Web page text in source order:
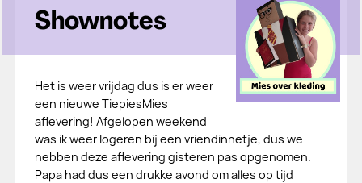
Shownotes
Het is weer vrijdag dus is er weer
een nieuwe TiepiesMies
aflevering! Afgelopen weekend
was ik weer logeren bij een vriendinnetje, dus we
hebben deze aflevering gisteren pas opgenomen.
Papa had dus een drukke avond om alles op tijd